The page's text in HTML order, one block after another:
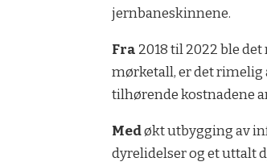
jernbaneskinnene.
Fra 2018 til 2022 ble
mørketall, er det rimelig
tilhørende kostnadene
Medøkt utbygging av
dyrelidelser og et uttalt